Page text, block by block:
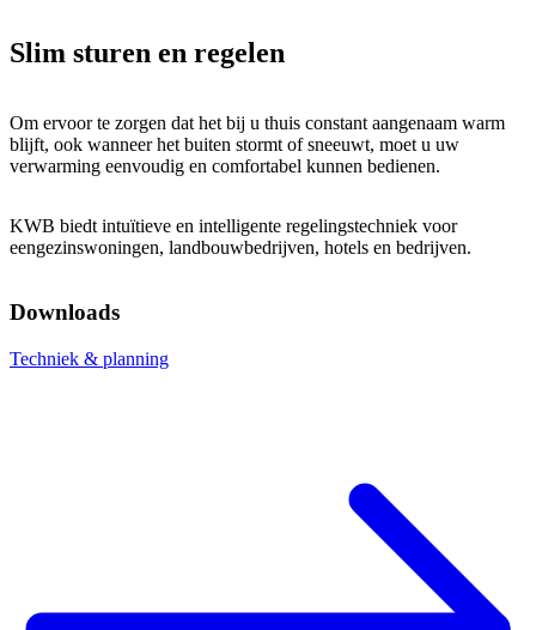
Slim sturen en regelen
Om ervoor te zorgen dat het bij u thuis constant aangenaam warm
blijft, ook wanneer het buiten stormt of sneeuwt, moet u uw
verwarming eenvoudig en comfortabel kunnen bedienen.
KWB biedt intuïtieve en intelligente regelingstechniek voor
eengezinswoningen, landbouwbedrijven, hotels en bedrijven.
Downloads
Techniek & planning